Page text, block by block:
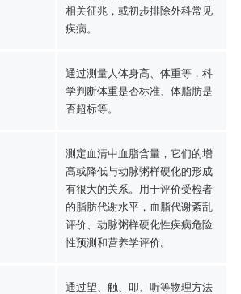
相关征兆，或初步排除外科常见
疾病。
通过测量人体身高、体重等，科
学判断体重是否标准、体脂肪是
否超标等。
测定血清中血脂含量，它们的增
高或降低与动脉粥样硬化的形成
有很大的关系。用于评价受检者
的脂肪代谢水平，血脂代谢紊乱
评价、动脉粥样硬化性疾病危险
性预测和营养学评价。
通过望、触、叩、听等物理方法